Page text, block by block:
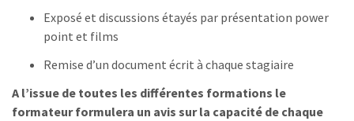
Exposé et discussions étayés par présentation power
point et films
Remise d’un document écrit à chaque stagiaire
A l’issue de toutes les différentes formations le
formateur formulera un avis sur la capacité de chaque